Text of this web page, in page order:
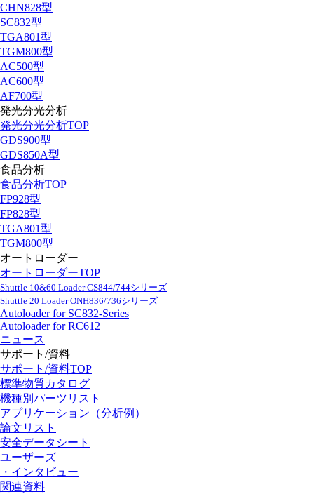
CHN828型
SC832型
TGA801型
TGM800型
AC500型
AC600型
AF700型
発光分光分析
発光分光分析TOP
GDS900型
GDS850A型
食品分析
食品分析TOP
FP928型
FP828型
TGA801型
TGM800型
オートローダー
オートローダーTOP
Shuttle 10&60 Loader CS844/744シリーズ
Shuttle 20 Loader ONH836/736シリーズ
Autoloader for SC832-Series
Autoloader for RC612
ニュース
サポート/資料
サポート/資料TOP
標準物質カタログ
機種別パーツリスト
アプリケーション（分析例）
論文リスト
安全データシート
ユーザーズ
・インタビュー
関連資料